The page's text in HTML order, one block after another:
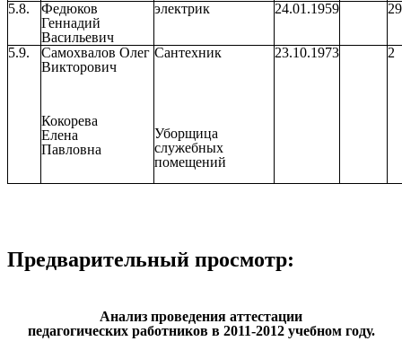
5.8.
Федюков
Геннадий
Васильевич
электрик 24.01.1959 29
5.9.
Самохвалов Олег
Викторович
Кокорева
Елена
Павловна
Сантехник
Уборщица
служебных
помещений
23.10.1973 2
Предварительный просмотр:
Анализ проведения аттестации
педагогических работников в 2011-2012 учебном году.